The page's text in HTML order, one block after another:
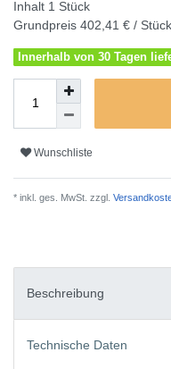
Inhalt 1 Stück
Grundpreis 402,41 € / Stück
Innerhalb von 30 Tagen
Wunschliste
* inkl. ges. MwSt. zzgl.
Beschreibung
Technische Daten